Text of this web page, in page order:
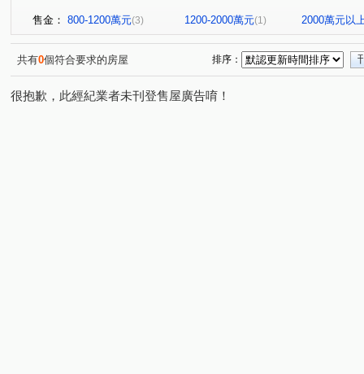
售金： 800-1200萬元(3) 1200-2000萬元(1) 2000萬元以
共有0個符合要求的房屋 排序：
很抱歉，此經紀業者未刊登售屋廣告唷！